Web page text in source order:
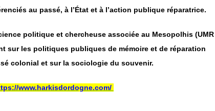
au passé, à l’État et à l’action publique réparatrice.
politique et chercheuse associée au Mesopolhis (UMR
sur les politiques publiques de mémoire et de réparation
colonial et sur la sociologie du souvenir.
www.harkisdordogne.com/